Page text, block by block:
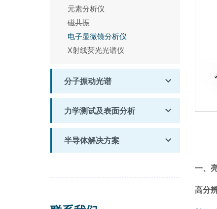
元素分析仪
磁共振
电子显微镜分析仪
X射线荧光光谱仪
分子振动光谱
力学测试及表面分析
半导体解决方案
一、
高分